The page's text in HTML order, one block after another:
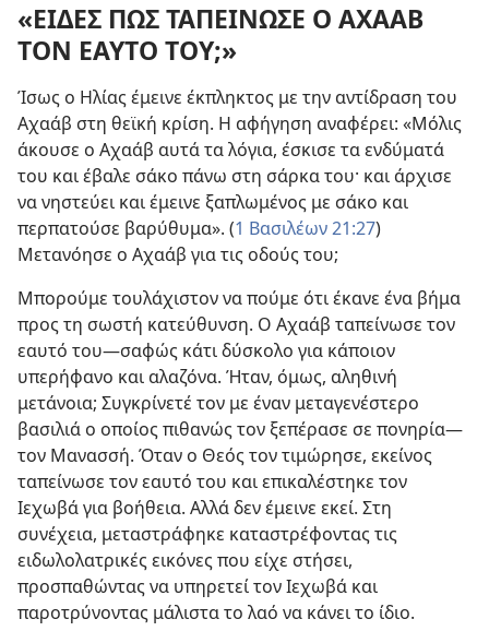
«ΕΙΔΕΣ ΠΩΣ ΤΑΠΕΙΝΩΣΕ Ο ΑΧΑΑΒ
ΤΟΝ ΕΑΥΤΟ ΤΟΥ;»
Ίσως ο Ηλίας έμεινε έκπληκτος με την αντίδραση του
Αχαάβ στη θεϊκή κρίση. Η αφήγηση αναφέρει: «Μόλις
άκουσε ο Αχαάβ αυτά τα λόγια, έσκισε τα ενδύματά
του και έβαλε σάκο πάνω στη σάρκα του· και άρχισε
να νηστεύει και έμεινε ξαπλωμένος με σάκο και
περπατούσε βαρύθυμα». (1 Βασιλέων 21:27)
Μετανόησε ο Αχαάβ για τις οδούς του;
Μπορούμε τουλάχιστον να πούμε ότι έκανε ένα βήμα
προς τη σωστή κατεύθυνση. Ο Αχαάβ ταπείνωσε τον
εαυτό του​—σαφώς κάτι δύσκολο για κάποιον
υπερήφανο και αλαζόνα. Ήταν, όμως, αληθινή
μετάνοια; Συγκρίνετέ τον με έναν μεταγενέστερο
βασιλιά ο οποίος πιθανώς τον ξεπέρασε σε πονηρία​—
τον Μανασσή. Όταν ο Θεός τον τιμώρησε, εκείνος
ταπείνωσε τον εαυτό του και επικαλέστηκε τον
Ιεχωβά για βοήθεια. Αλλά δεν έμεινε εκεί. Στη
συνέχεια, μεταστράφηκε καταστρέφοντας τις
ειδωλολατρικές εικόνες που είχε στήσει,
προσπαθώντας να υπηρετεί τον Ιεχωβά και
παροτρύνοντας μάλιστα το λαό να κάνει το ίδιο.